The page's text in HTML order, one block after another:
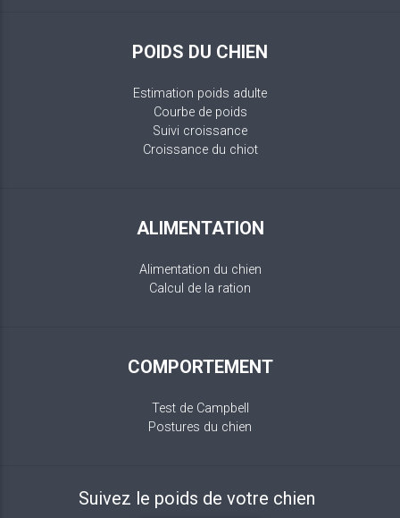
POIDS DU CHIEN
Estimation poids adulte
Courbe de poids
Suivi croissance
Croissance du chiot
ALIMENTATION
Alimentation du chien
Calcul de la ration
COMPORTEMENT
Test de Campbell
Postures du chien
Suivez le poids de votre chien